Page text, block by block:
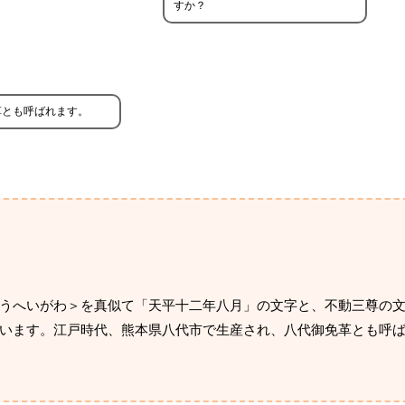
すか？
も呼ばれます。
へいがわ＞を真似て「天平十二年八月」の文字と、不動三尊の
す。江戸時代、熊本県八代市で生産され、八代御免革とも呼